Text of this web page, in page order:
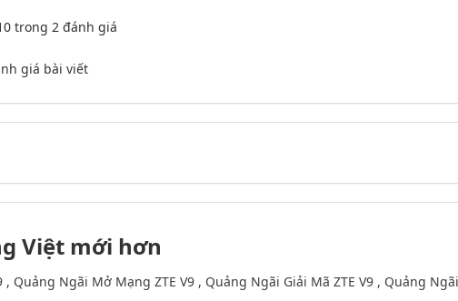
trong 2 đánh giá
giá bài viết
Việt mới hơn
, Quảng Ngãi Mở Mạng ZTE V9 , Quảng Ngãi Giải Mã ZTE V9 , Quảng